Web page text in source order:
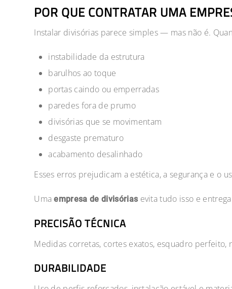
POR QUE CONTRATAR UMA
Instalar divisórias parece simples — mas não é.
instabilidade da estrutura
barulhos ao toque
portas caindo ou emperradas
paredes fora de prumo
divisórias que se movimentam
desgaste prematuro
acabamento desalinhado
Esses erros prejudicam a estética, a segurança e o
Umaempresa de divisóriasevita tudo isso e
PRECISÃO TÉCNICA
Medidas corretas, cortes exatos, esquadro perfeito,
DURABILIDADE